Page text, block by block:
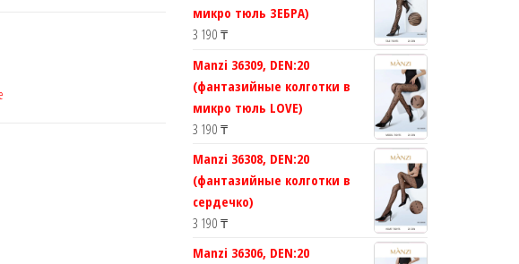
микро тюль ЗЕБРА)
3 190 ₸
Manzi 36309, DEN:20
(фантазийные колготки в
микро тюль LOVE)
3 190 ₸
Manzi 36308, DEN:20
(фантазийные колготки в
сердечко)
3 190 ₸
Manzi 36306, DEN:20